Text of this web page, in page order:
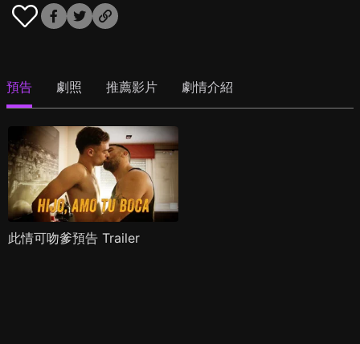
預告 劇照 推薦影片 劇情介紹
此情可吻爹預告 Trailer